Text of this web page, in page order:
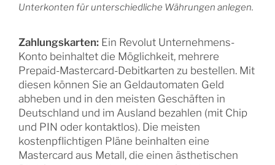
Unterkonten für unterschiedliche Währungen anlegen.
Zahlungskarten:Ein Revolut Unternehmens-
Konto beinhaltet die Möglichkeit, mehrere
Prepaid-Mastercard-Debitkarten zu bestellen. Mit
diesen können Sie an Geldautomaten Geld
abheben und in den meisten Geschäften in
Deutschland und im Ausland bezahlen (mit Chip
und PIN oder kontaktlos). Die meisten
kostenpflichtigen Pläne beinhalten eine
Mastercard aus Metall, die einen ästhetischen